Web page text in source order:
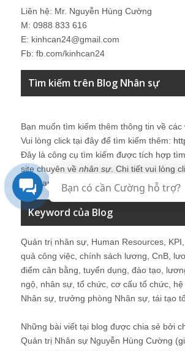
Liên hệ: Mr. Nguyễn Hùng Cường
M: 0988 833 616
E: kinhcan24@gmail.com
Fb: fb.com/kinhcan24
Tìm kiếm trên Blog Nhân sự
Bạn muốn tìm kiếm thêm thông tin về các
Vui lòng click tại đây để tìm kiếm thêm:
Đây là công cụ tìm kiếm được tích hợp
site chuyên về nhân sự. Chi tiết vui lòng
Kinhcan24′s Search
Keyword của Blog
Quản trị nhân sự, Human Resources,
quả công việc, chính sách lương, CnB,
điểm cân bằng, tuyển dụng, đào tạo,
ngộ, nhân sự, tổ chức, cơ cấu tổ chức,
Nhân sự, trưởng phòng Nhân sự, tái tạo
Những bài viết tại blog được chia sẻ bởi
Quản trị Nhân sự Nguyễn Hùng Cường (
Bạn có cần Cường hỗ trợ?